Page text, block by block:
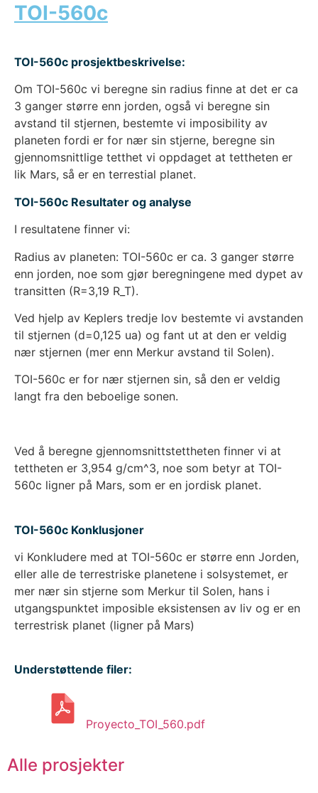
TOI-560c
TOI-560c prosjektbeskrivelse:
Om TOI-560c vi beregne sin radius finne at det er ca
3 ganger større enn jorden, også vi beregne sin
avstand til stjernen, bestemte vi imposibility av
planeten fordi er for nær sin stjerne, beregne sin
gjennomsnittlige tetthet vi oppdaget at tettheten er
lik Mars, så er en terrestial planet.
TOI-560c Resultater og analyse
I resultatene finner vi:
Radius av planeten: TOI-560c er ca. 3 ganger større
enn jorden, noe som gjør beregningene med dypet av
transitten (R=3,19 R_T).
Ved hjelp av Keplers tredje lov bestemte vi avstanden
til stjernen (d=0,125 ua) og fant ut at den er veldig
nær stjernen (mer enn Merkur avstand til Solen).
TOI-560c er for nær stjernen sin, så den er veldig
langt fra den beboelige sonen.
Ved å beregne gjennomsnittstettheten finner vi at
tettheten er 3,954 g/cm^3, noe som betyr at TOI-
560c ligner på Mars, som er en jordisk planet.
TOI-560c Konklusjoner
vi Konkludere med at TOI-560c er større enn Jorden,
eller alle de terrestriske planetene i solsystemet, er
mer nær sin stjerne som Merkur til Solen, hans i
utgangspunktet imposible eksistensen av liv og er en
terrestrisk planet (ligner på Mars)
Understøttende filer:
Proyecto_TOI_560.pdf
Alle prosjekter